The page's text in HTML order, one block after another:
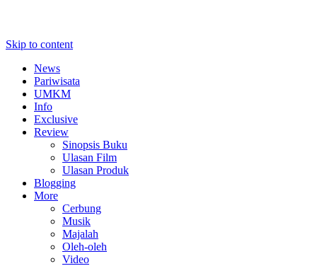
Skip to content
News
Pariwisata
UMKM
Info
Exclusive
Review
Sinopsis Buku
Ulasan Film
Ulasan Produk
Blogging
More
Cerbung
Musik
Majalah
Oleh-oleh
Video